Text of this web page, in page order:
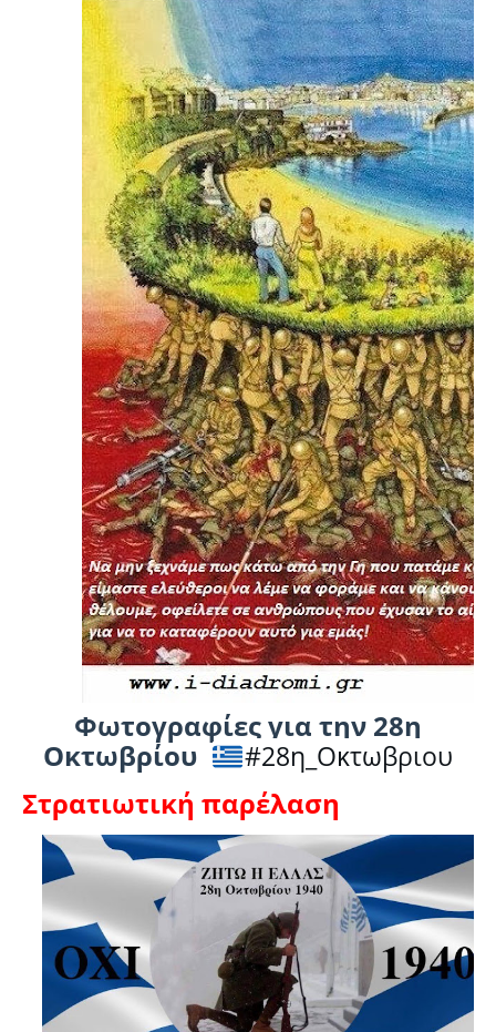
Φωτογραφίες για την 28η
Οκτωβρίου
#28η_Οκτωβριου
Στρατιωτική παρέλαση